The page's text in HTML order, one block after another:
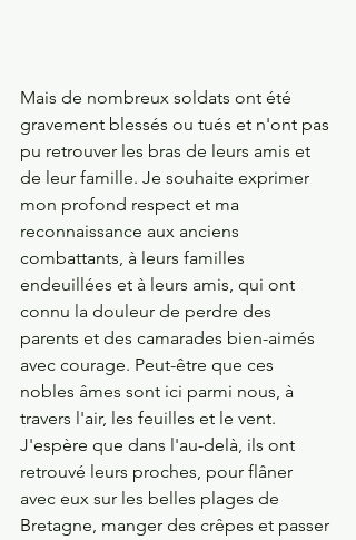
Mais de nombreux soldats ont été
gravement blessés ou tués et n'ont pas
pu retrouver les bras de leurs amis et
de leur famille. Je souhaite exprimer
mon profond respect et ma
reconnaissance aux anciens
combattants, à leurs familles
endeuillées et à leurs amis, qui ont
connu la douleur de perdre des
parents et des camarades bien-aimés
avec courage. Peut-être que ces
nobles âmes sont ici parmi nous, à
travers l'air, les feuilles et le vent.
J'espère que dans l'au-delà, ils ont
retrouvé leurs proches, pour flâner
avec eux sur les belles plages de
Bretagne, manger des crêpes et passer